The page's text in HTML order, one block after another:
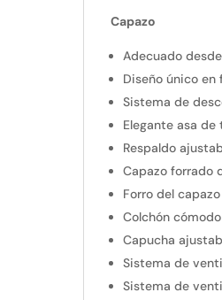
Capazo
Adecuado
Diseño único
Sistema de
Elegante asa
Respaldo
Capazo forrado
Forro del
Colchón cómodo
Capucha
Sistema de
Sistema de